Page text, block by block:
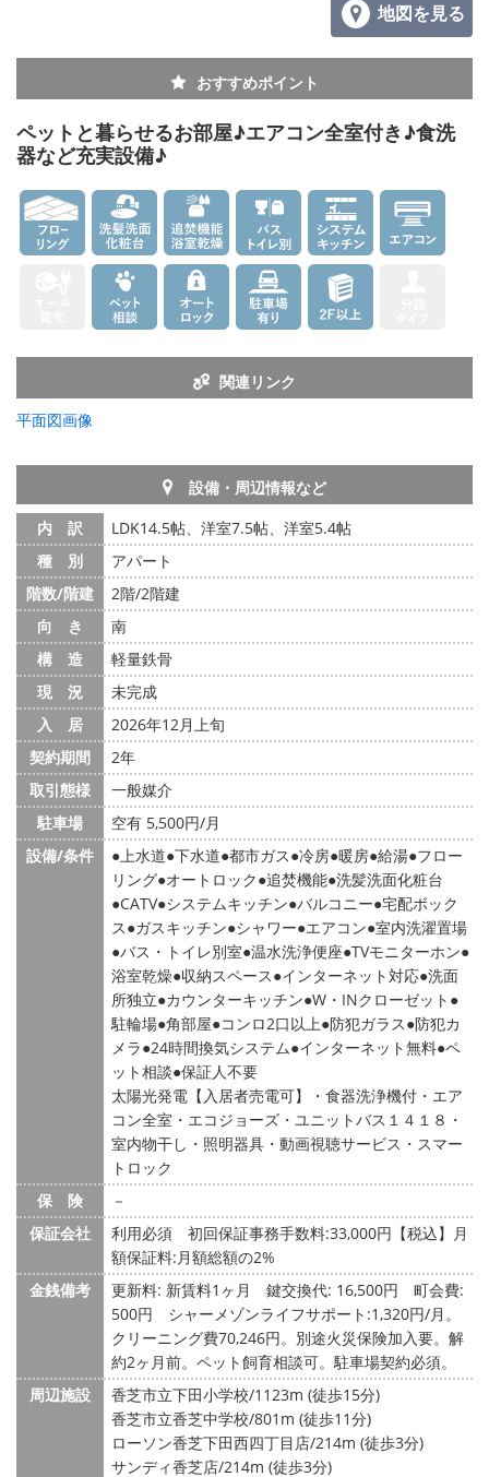
地図を見る
おすすめポイント
ペットと暮らせるお部屋♪エアコン全室付き♪食洗
器など充実設備♪
関連リンク
平面図画像
設備・周辺情報など
内 訳
LDK14.5帖、洋室7.5帖、洋室5.4帖
種 別
アパート
階数/階建
2階/2階建
向 き
南
構 造
軽量鉄骨
現 況
未完成
入 居
2026年12月上旬
契約期間
2年
取引態様
一般媒介
駐車場
空有 5,500円/月
設備/条件
上水道 下水道 都市ガス 冷房 暖房 給湯 フロー
リング オートロック 追焚機能 洗髪洗面化粧台
CATV システムキッチン バルコニー 宅配ボック
ス ガスキッチン シャワー エアコン 室内洗濯置場
バス・トイレ別室 温水洗浄便座 TVモニターホン
浴室乾燥 収納スペース インターネット対応 洗面
所独立 カウンターキッチン W・INクローゼット
駐輪場 角部屋 コンロ2口以上 防犯ガラス 防犯カ
メラ 24時間換気システム インターネット無料 ペ
ット相談 保証人不要
太陽光発電【入居者売電可】・食器洗浄機付・エア
コン全室・エコジョーズ・ユニットバス１４１８・
室内物干し・照明器具・動画視聴サービス・スマー
トロック
保 険
－
保証会社
利用必須 初回保証事務手数料:33,000円【税込】月
額保証料:月額総額の2%
金銭備考
更新料: 新賃料1ヶ月 鍵交換代: 16,500円
町会費:
500円
シャーメゾンライフサポート:1,320円/月。
クリーニング費70,246円。別途火災保険加入要。解
約2ヶ月前。ペット飼育相談可。駐車場契約必須。
周辺施設
香芝市立下田小学校/1123m (徒歩15分)
香芝市立香芝中学校/801m (徒歩11分)
ローソン香芝下田西四丁目店/214m (徒歩3分)
サンディ香芝店/214m (徒歩3分)